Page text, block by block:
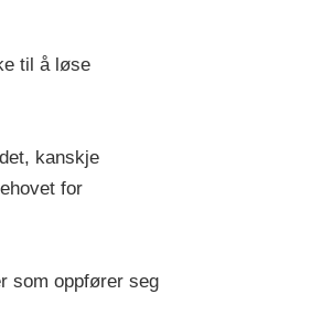
til å løse
kanskje
for
som oppfører seg